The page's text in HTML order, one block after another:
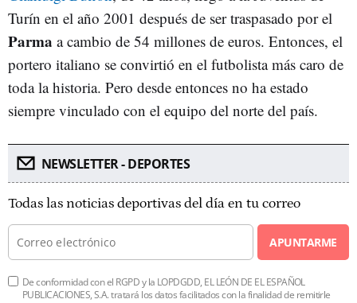
Turín en el año 2001 después de ser traspasado por el
Parma a cambio de 54 millones de euros. Entonces, el
portero italiano se convirtió en el futbolista más caro de
toda la historia. Pero desde entonces no ha estado
siempre vinculado con el equipo del norte del país.
NEWSLETTER - DEPORTES
Todas las noticias deportivas del día en tu correo
APUNTARME
De conformidad con el RGPD y la LOPDGDD, EL LEÓN DE EL ESPAÑOL
PUBLICACIONES, S.A. tratará los datos facilitados con la finalidad de remitirle